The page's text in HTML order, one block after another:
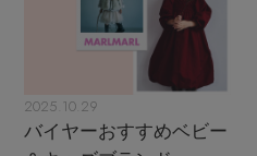
2025.10.29
バイヤーおすすめベビー